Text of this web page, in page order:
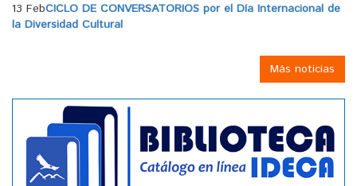
13 FebCICLO DE CONVERSATORIOS por el Día Internacional de
la Diversidad Cultural
Más noticias